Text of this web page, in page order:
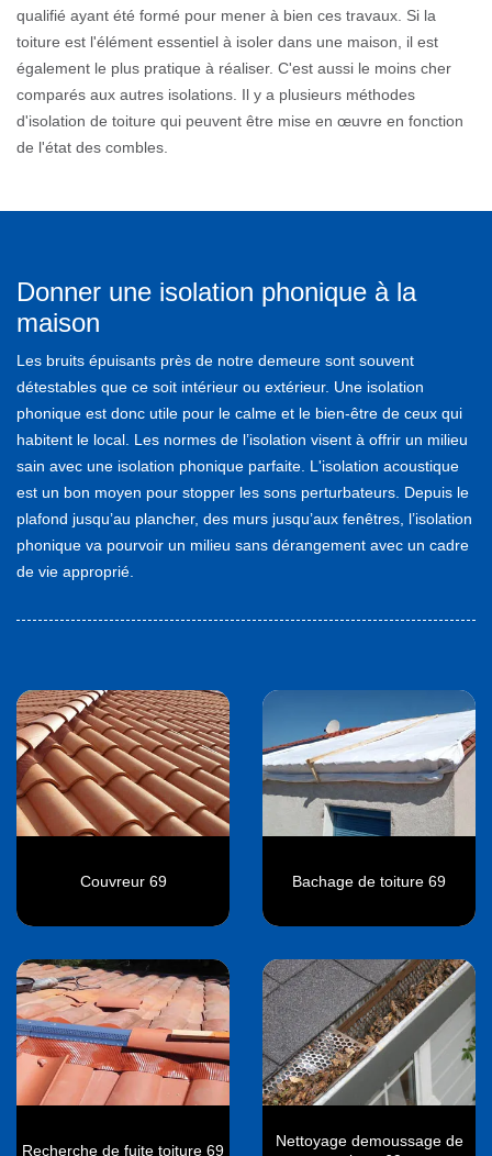
qualifié ayant été formé pour mener à bien ces travaux. Si la
toiture est l'élément essentiel à isoler dans une maison, il est
également le plus pratique à réaliser. C'est aussi le moins cher
comparés aux autres isolations. Il y a plusieurs méthodes
d'isolation de toiture qui peuvent être mise en œuvre en fonction
de l'état des combles.
Donner une isolation phonique à la
maison
Les bruits épuisants près de notre demeure sont souvent
détestables que ce soit intérieur ou extérieur. Une isolation
phonique est donc utile pour le calme et le bien-être de ceux qui
habitent le local. Les normes de l’isolation visent à offrir un milieu
sain avec une isolation phonique parfaite. L'isolation acoustique
est un bon moyen pour stopper les sons perturbateurs. Depuis le
plafond jusqu’au plancher, des murs jusqu’aux fenêtres, l’isolation
phonique va pourvoir un milieu sans dérangement avec un cadre
de vie approprié.
Couvreur 69 Bachage de toiture 69
Recherche de fuite toiture 69
Nettoyage demoussage de